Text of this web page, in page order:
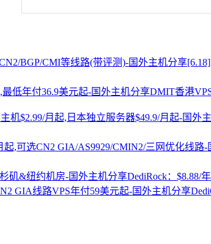
DMIT香港
DediRock：$8.88/